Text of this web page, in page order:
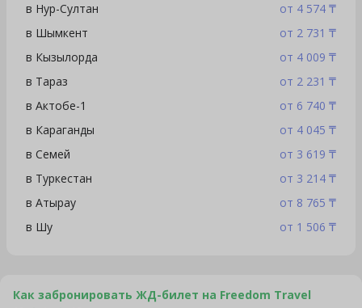
в Нур-Султан
от 4 574 ₸
в Шымкент
от 2 731 ₸
в Кызылорда
от 4 009 ₸
в Тараз
от 2 231 ₸
в Актобе-1
от 6 740 ₸
в Караганды
от 4 045 ₸
в Семей
от 3 619 ₸
в Туркестан
от 3 214 ₸
в Атырау
от 8 765 ₸
в Шу
от 1 506 ₸
Как забронировать ЖД-билет на Freedom Travel